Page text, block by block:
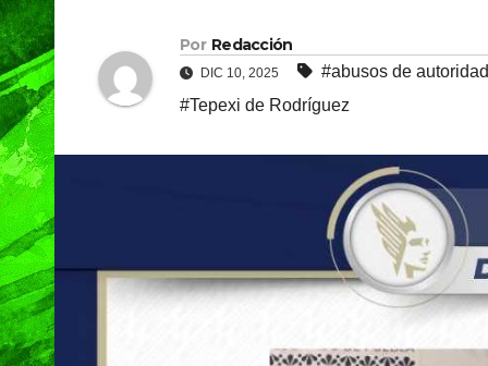
Por Redacción
DIC 10, 2025 #abusos de autoridad
#Tepexi de Rodríguez